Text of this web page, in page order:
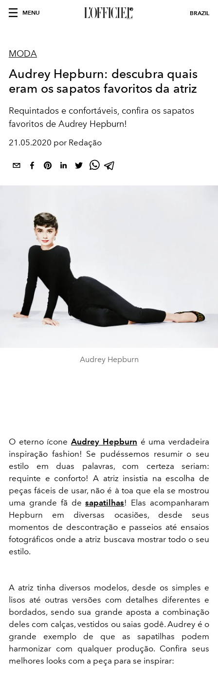
MENU BRAZIL
MODA
Audrey Hepburn: descubra quais
eram os sapatos favoritos da atriz
Requintados e confortáveis, confira os sapatos
favoritos de Audrey Hepburn!
21.05.2020 por Redação
Audrey Hepburn
O eterno ícone Audrey Hepburn é uma verdadeira
inspiração fashion! Se pudéssemos resumir o seu
estilo em duas palavras, com certeza seriam:
requinte e conforto! A atriz insistia na escolha de
peças fáceis de usar, não é à toa que ela se mostrou
uma grande fã desapatilhas! Elas acompanharam
Hepburn em diversas ocasiões, desde seus
momentos de descontração e passeios até ensaios
fotográficos onde a atriz buscava mostrar todo o seu
estilo.
A atriz tinha diversos modelos, desde os simples e
lisos até outras versões com detalhes diferentes e
bordados, sendo sua grande aposta a combinação
deles com calças, vestidos ou saias godê. Audrey é o
grande exemplo de que as sapatilhas podem
harmonizar com qualquer produção. Confira seus
melhores looks com a peça para se inspirar: